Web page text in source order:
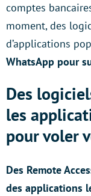
comptes
moment, des
d’applications
WhatsApp pour
Des
les
pour voler
Des Remote
des applications